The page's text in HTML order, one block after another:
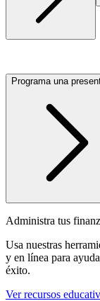
Programa una
Administra tus
Usa nuestras
y en línea para
éxito.
Ver recursos